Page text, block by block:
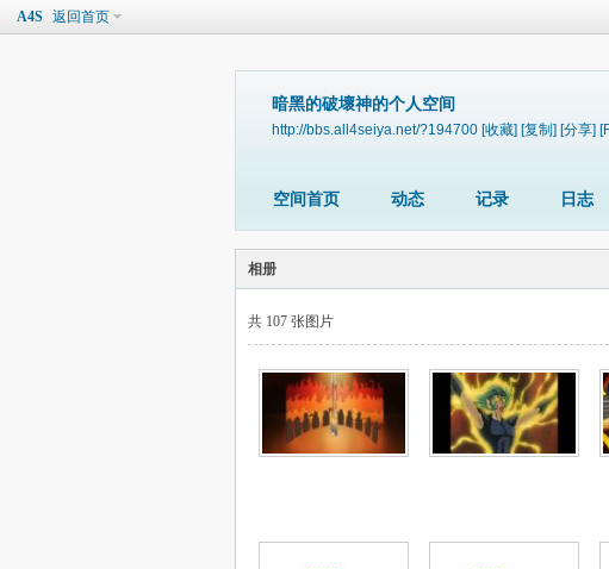
A4S 返回首页
暗黑的破壞神的个人空间
http://bbs.all4seiya.net/?194700 [收藏] [复制] [分享]
空间首页 动态 记录 日志
相册
共 107 张图片